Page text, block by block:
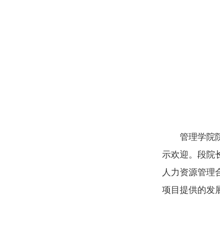
管理学院
示欢迎。段院
人力资源管理
项目提供的发